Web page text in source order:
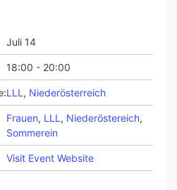
Juli 14
18:00 - 20:00
LLL , Niederösterreich
Frauen, LLL , Niederöstereich,
Sommerein
Visit Event Website